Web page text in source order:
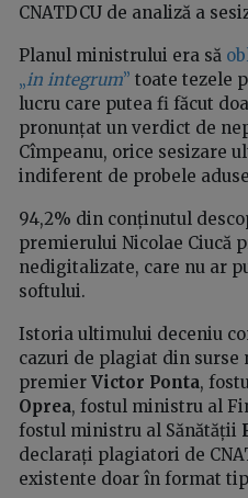
CNATDCU de analiză a
Planul ministrului era să
„in integrum” toate tezele
lucru care putea fi făcut
pronunțat un verdict de
Cîmpeanu, orice sesizare
indiferent de probele
94,2% din conținutul
premierului Nicolae Ciucă
nedigitalizate, care nu ar
softului.
Istoria ultimului deceniu
cazuri de plagiat din
premier Victor Ponta,
Oprea, fostul ministru al
fostul ministru al Sănătății
declarați plagiatori de
existente doar în format